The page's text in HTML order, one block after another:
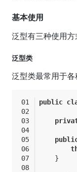
基本使用
泛型有三种使用方
泛型类
泛型类最常用于
public
    }